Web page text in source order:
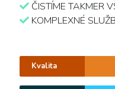
ČISTÍME TAKMER
KOMPLEXNÉ
Kvalita